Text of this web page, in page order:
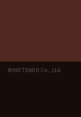
©HATTENDO Co., Ltd.